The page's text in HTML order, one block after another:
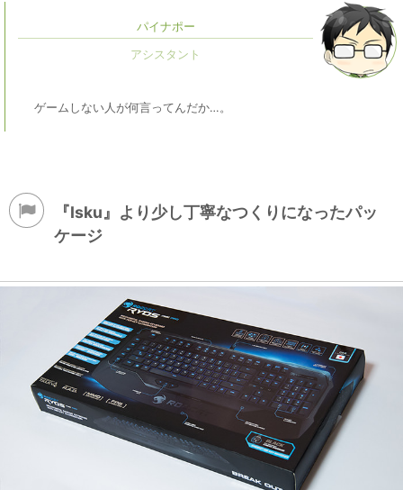
パイナポー
ゲームしない人が何言ってんだか…。
『Isku』より少し丁寧なつくりになったパッ
ケージ